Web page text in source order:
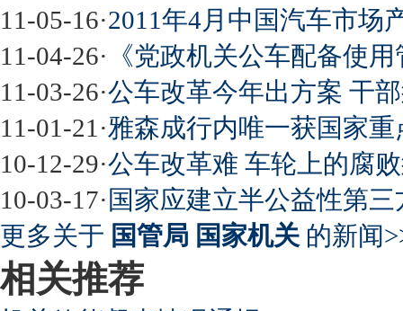
11-05-16·2011年4月中国汽车市场
11-04-26· 《党政机关公车配备使
11-03-26·公车改革今年出方案 干
11-01-21 ·雅森成行内唯一获国家
10-12-29·公车改革难 车轮上的腐
10-03-17· 国家应建立半公益性第
更多关于 国管局 国家机关 的新闻
相关推荐